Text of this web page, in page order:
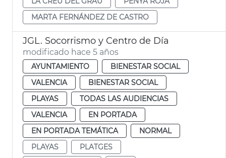
MARTA FERNÁNDEZ DE CASTRO
JGL. Socorrismo y Centro de Día
modificado hace 5 años
AYUNTAMIENTO
BIENESTAR SOCIAL
VALENCIA
BIENESTAR SOCIAL
PLAYAS
TODAS LAS AUDIENCIAS
VALENCIA
EN PORTADA
EN PORTADA TEMÁTICA
NORMAL
PLAYAS
PLATGES